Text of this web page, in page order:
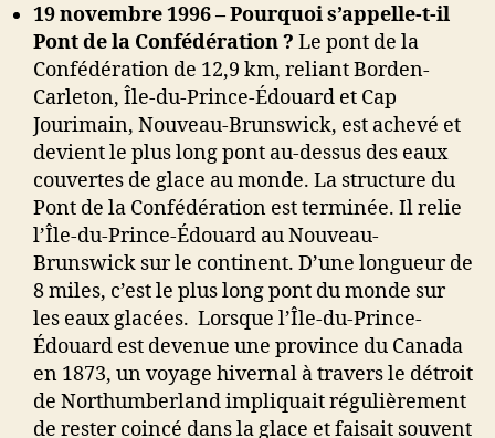
19 novembre 1996 – Pourquoi s’appelle-t-il
Pont de la Confédération ? Le pont de la
Confédération de 12,9 km, reliant Borden-
Carleton, Île-du-Prince-Édouard et Cap
Jourimain, Nouveau-Brunswick, est achevé et
devient le plus long pont au-dessus des eaux
couvertes de glace au monde. La structure du
Pont de la Confédération est terminée. Il relie
l’Île-du-Prince-Édouard au Nouveau-
Brunswick sur le continent. D’une longueur de
8 miles, c’est le plus long pont du monde sur
les eaux glacées. Lorsque l’Île-du-Prince-
Édouard est devenue une province du Canada
en 1873, un voyage hivernal à travers le détroit
de Northumberland impliquait régulièrement
de rester coincé dans la glace et faisait souvent